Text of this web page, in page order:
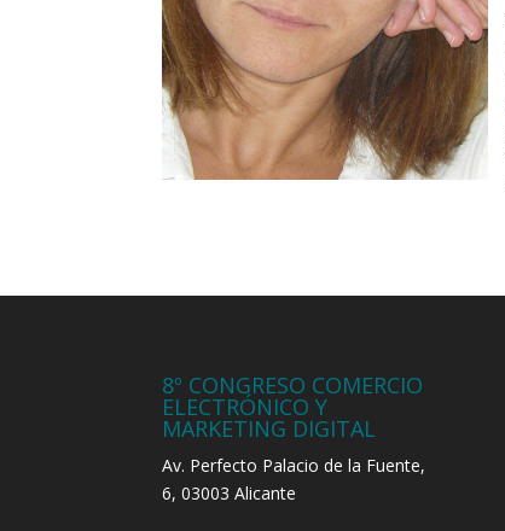
8º CONGRESO COMERCIO
ELECTRÓNICO Y
MARKETING DIGITAL
Av. Perfecto Palacio de la Fuente,
6, 03003 Alicante